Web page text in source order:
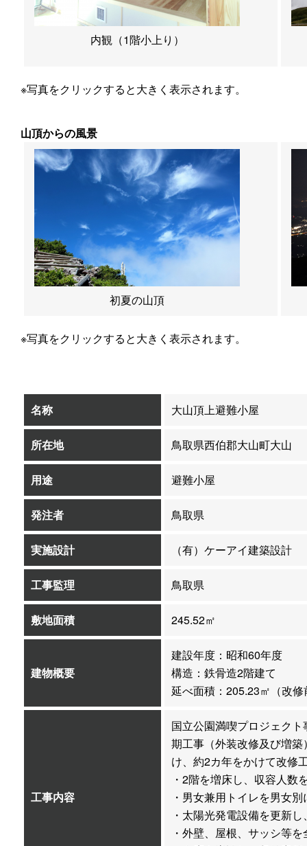
内観（1階小上り）
※写真をクリックすると大きく表示されます。
山頂からの風景
初夏の山頂
※写真をクリックすると大きく表示されます。
名称 大山頂上避難小屋
所在地 鳥取県西伯郡大山町大山
用途 避難小屋
発注者 鳥取県
実施設計 （有）ケーアイ建築設計
工事監理 鳥取県
敷地面積 245.52㎡
建物概要
建設年度：昭和60年度
構造：鉄骨造2階建て
延べ面積：205.23㎡（改
工事内容
国立公園満喫プロジェク
期工事（外装改修及び増
け、約2カ年をかけて改修
・2階を増床し、収容人数
・男女兼用トイレを男女
・太陽光発電設備を更新
・外壁、屋根、サッシ等